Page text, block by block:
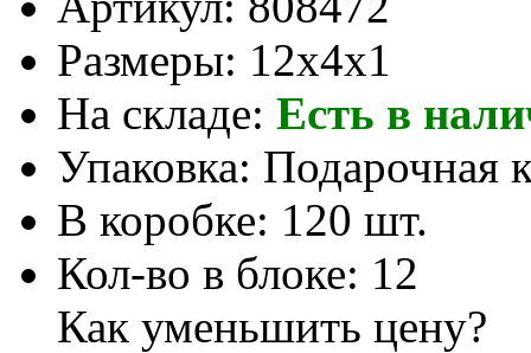
Размеры: 12x4x1
На складе: Есть в
Упаковка: Подарочная
В коробке: 120 шт.
Кол-во в блоке: 12
Как уменьшить цену?